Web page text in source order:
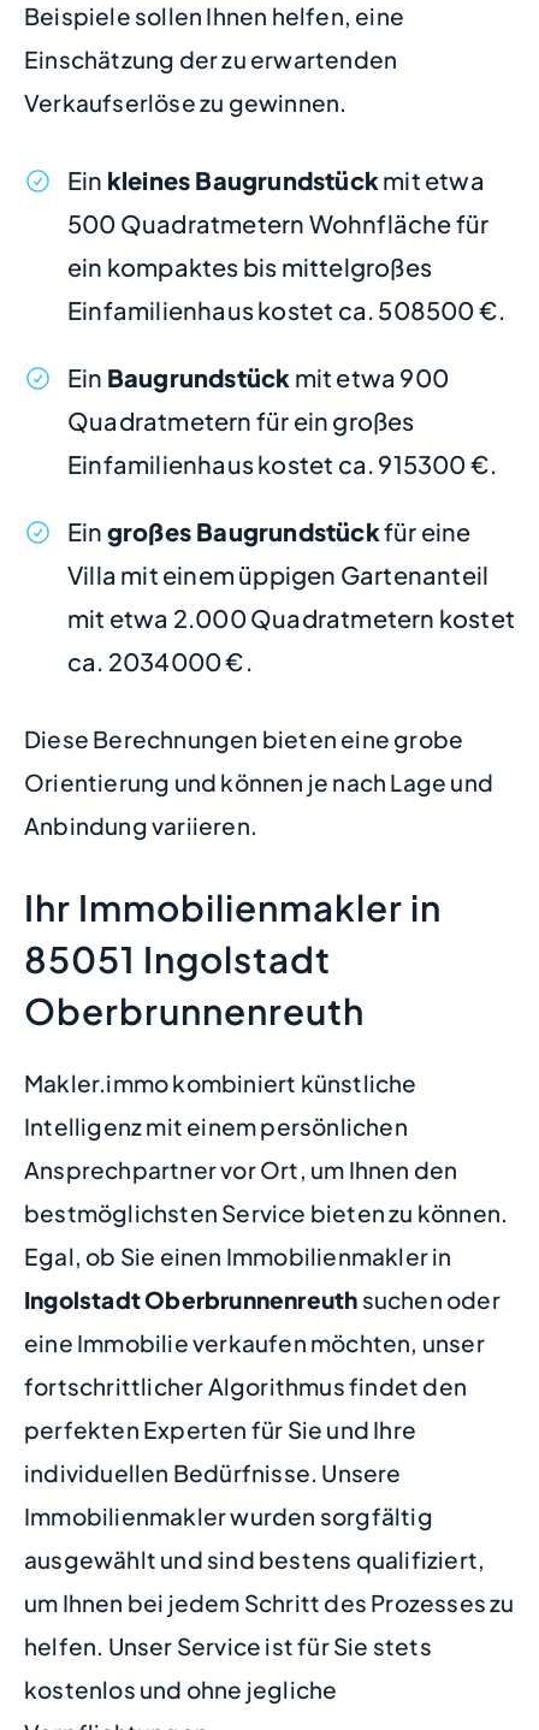
Beispiele sollen Ihnen helfen, eine
Einschätzung der zu erwartenden
Verkaufserlöse zu gewinnen.
Ein kleines Baugrundstückmit etwa
500 Quadratmetern Wohnfläche für
ein kompaktes bis mittelgroßes
Einfamilienhaus kostet ca. 508500 €.
Ein Baugrundstück mit etwa 900
Quadratmetern für ein großes
Einfamilienhaus kostet ca. 915300 €.
Ein großes Baugrundstückfür eine
Villa mit einem üppigen Gartenanteil
mit etwa 2.000 Quadratmetern kostet
ca. 2034000 €.
Diese Berechnungen bieten eine grobe
Orientierung und können je nach Lage und
Anbindung variieren.
Ihr Immobilienmakler in
85051 Ingolstadt
Oberbrunnenreuth
Makler.immo kombiniert künstliche
Intelligenz mit einem persönlichen
Ansprechpartner vor Ort, um Ihnen den
bestmöglichsten Service bieten zu können.
Egal, ob Sie einen Immobilienmakler in
Ingolstadt Oberbrunnenreuth suchen oder
eine Immobilie verkaufen möchten, unser
fortschrittlicher Algorithmus findet den
perfekten Experten für Sie und Ihre
individuellen Bedürfnisse. Unsere
Immobilienmakler wurden sorgfältig
ausgewählt und sind bestens qualifiziert,
um Ihnen bei jedem Schritt des Prozesses zu
helfen. Unser Service ist für Sie stets
kostenlos und ohne jegliche